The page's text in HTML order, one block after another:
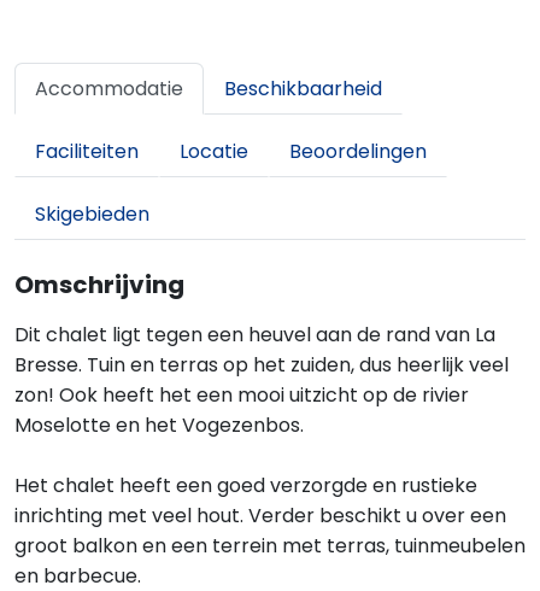
Accommodatie Beschikbaarheid
Faciliteiten Locatie Beoordelingen
Skigebieden
Omschrijving
Dit chalet ligt tegen een heuvel aan de rand van La
Bresse. Tuin en terras op het zuiden, dus heerlijk veel
zon! Ook heeft het een mooi uitzicht op de rivier
Moselotte en het Vogezenbos.
Het chalet heeft een goed verzorgde en rustieke
inrichting met veel hout. Verder beschikt u over een
groot balkon en een terrein met terras, tuinmeubelen
en barbecue.